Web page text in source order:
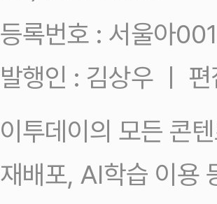
등록번호 : 서울아
발행인 : 김상우 ㅣ
이투데이의 모든 콘
재배포, AI학습 이용